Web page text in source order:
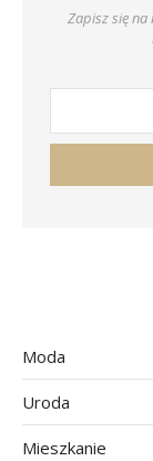
Zapisz się na
Moda
Uroda
Mieszkanie